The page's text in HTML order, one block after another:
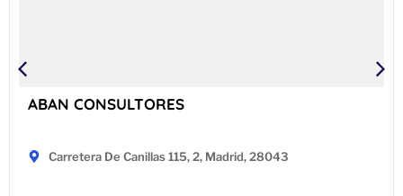
ABAN CONSULTORES
Carretera De Canillas 115, 2, Madrid, 28043